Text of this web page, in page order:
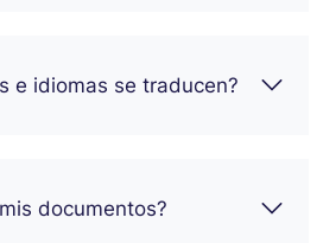
e idiomas se traducen?
documentos?